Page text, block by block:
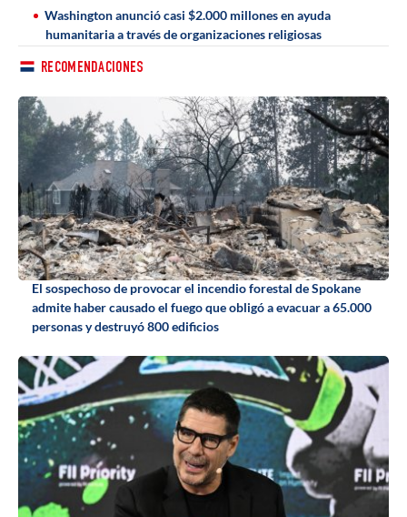
Washington anunció casi $2.000 millones en ayuda
humanitaria a través de organizaciones religiosas
RECOMENDACIONES
El sospechoso de provocar el incendio forestal de Spokane
admite haber causado el fuego que obligó a evacuar a 65.000
personas y destruyó 800 edificios